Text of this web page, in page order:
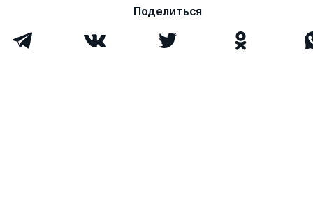
Поделиться